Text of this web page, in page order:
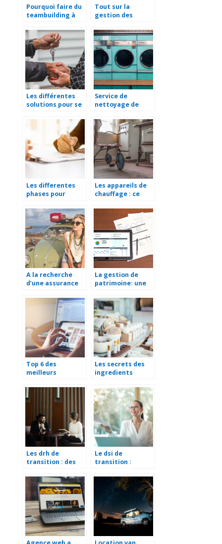
Pourquoi faire du
teambuilding à
Tout sur la
gestion des
informatiques
Les différentes
solutions pour se
est étudiant
Service de
nettoyage de
les entreprises en
ont recours ?
Les differentes
phases pour
competences
Les appareils de
chauffage : ce
A la recherche
d’une assurance
conducteur
La gestion de
patrimoine: une
annees a venir
Top 6 des
meilleurs
dropshipping en
2021
Les secrets des
ingredients
cosmetique bio
Les drh de
transition : des
du changement
Le dsi de
transition :
gestion de crise
d’entreprise